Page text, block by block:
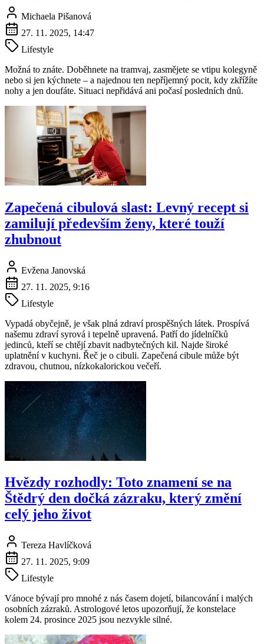
Michaela Pišanová
27. 11. 2025, 14:47
Lifestyle
Možná to znáte. Doběhnete na tramvaj, zasmějete se vtipu kolegyně
nebo si jen kýchnete – a najednou ten nepříjemný pocit, kdy zkřížíte
nohy a jen doufáte. Situaci nepřidává ani počasí posledních dnů.
Zapečená cibulová slast: Levný recept si
zamilují především ženy, které touží
zhubnout
Evžena Janovská
27. 11. 2025, 9:16
Lifestyle
Vypadá obyčejně, je však plná zdraví prospěšných látek. Prospívá
našemu zdraví syrová i tepelně upravená. Patří do jídelníčků
jedinců, kteří se chtějí zbavit nadbytečných kil. Najde široké
uplatnění v kuchyni. Řeč je o cibuli. Zapečená cibule může být
zdravou, chutnou, nízkokalorickou večeří.
Hvězdy rozhodly: Toto znamení se na
Štědrý den dočká zázraku, který změní
celý jeho život
Tereza Havlíčková
27. 11. 2025, 9:09
Lifestyle
Vánoce bývají pro mnohé z nás časem dojetí, bilancování i malých
osobních zázraků. Astrologové letos upozorňují, že konstelace
kolem 24. prosince 2025 jsou nezvykle silné.